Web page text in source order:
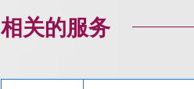
相关的服务